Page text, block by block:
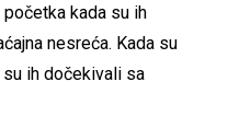
kada su ih
nesreća. Kada su
su ih dočekivali sa